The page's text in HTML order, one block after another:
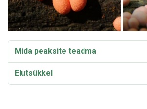
Mida peaksite teadma
Elutsükkel